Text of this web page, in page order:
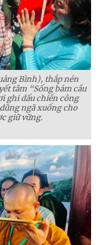
Bình), thắp nén
tâm “Sống bám cầu
ghi dấu chiến công
ngã xuống cho
giữ vững.